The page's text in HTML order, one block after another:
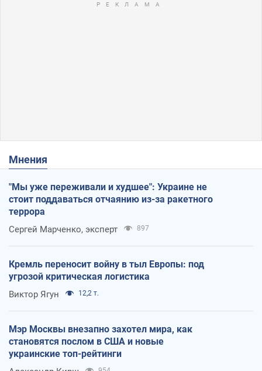
Мнения
"Мы уже переживали и худшее": Украине не
стоит поддаваться отчаянию из-за ракетного
террора
Сергей Марченко, эксперт 897
Кремль переносит войну в тыл Европы: под
угрозой критическая логистика
Виктор Ягун 12,2 т.
Мэр Москвы внезапно захотел мира, как
становятся послом в США и новые
украинские топ-рейтинги